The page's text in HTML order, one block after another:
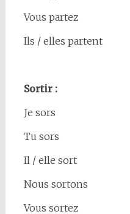
Vous partez
Ils / elles partent
Sortir :
Je sors
Tu sors
Il / elle sort
Nous sortons
Vous sortez